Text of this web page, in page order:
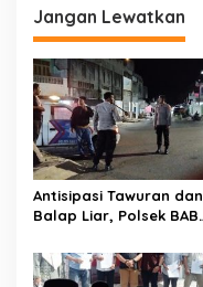
a
s
i
p
o
s
Jangan Lewatkan
Antisipasi Tawuran dan
Balap Liar, Polsek BAB
Patroli Malam